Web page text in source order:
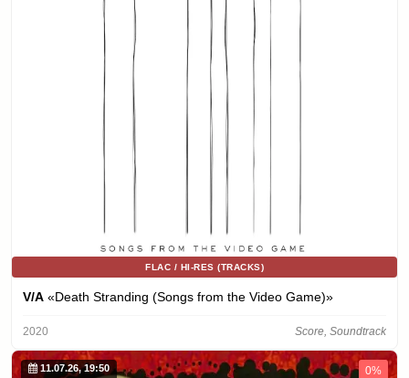
FLAC / HI-RES (TRACKS)
V/A «Death Stranding (Songs from the Video Game)»
2020 Score, Soundtrack
11.07.26, 19:50 0%